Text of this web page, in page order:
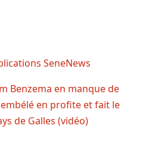
Benzema en manque de
en profite et fait le
de Galles (vidéo)